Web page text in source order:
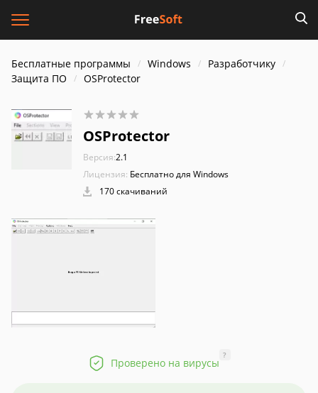
Бесплатные программы Windows
Разработчику
Защита ПО
OSProtector
OSProtector
Версия:2.1
Лицензия: Бесплатно для Windows
170 скачиваний
Проверено на вирусы
?